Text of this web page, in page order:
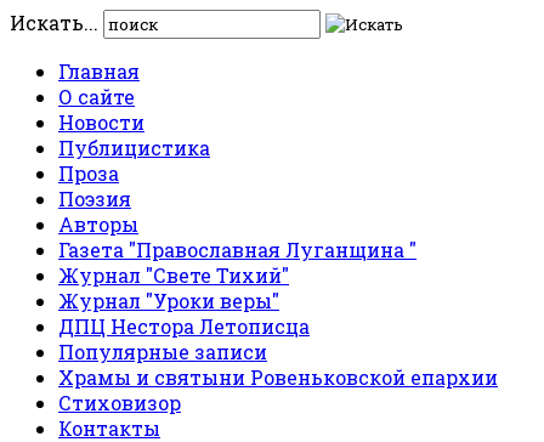
Искать...
Главная
О сайте
Новости
Публицистика
Проза
Поэзия
Авторы
Газета "Православная Луганщина "
Журнал "Свете Тихий"
Журнал "Уроки веры"
ДПЦ Нестора Летописца
Популярные записи
Храмы и святыни Ровеньковской епархии
Стиховизор
Контакты